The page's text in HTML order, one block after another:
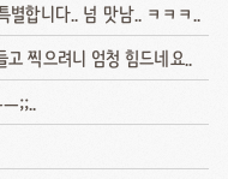
별합니다.. 넘 맛남.. ㅋㅋㅋ..
찍으려니 엄청 힘드네요..
;;..